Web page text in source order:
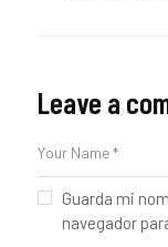
Leave a
Guarda mi
navegador